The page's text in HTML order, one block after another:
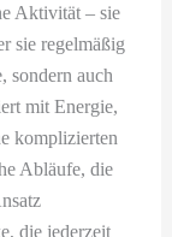
Aktivität – sie
sie regelmäßig
sondern auch
mit Energie,
komplizierten
Abläufe, die
die jederzeit